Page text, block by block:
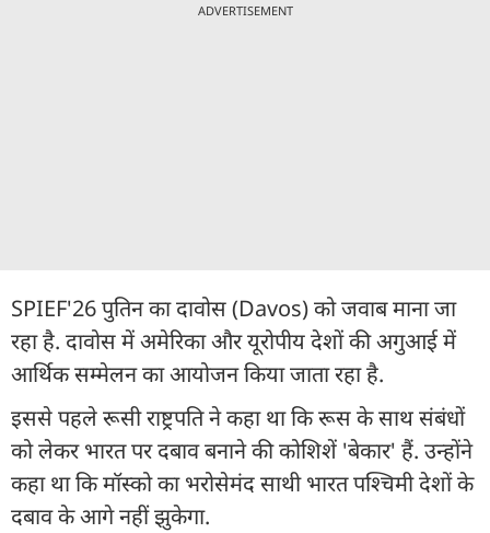
ADVERTISEMENT
SPIEF'26 पुतिन का दावोस (Davos) को जवाब माना जा
रहा है. दावोस में अमेरिका और यूरोपीय देशों की अगुआई में
आर्थिक सम्मेलन का आयोजन किया जाता रहा है.
इससे पहले रूसी राष्ट्रपति ने कहा था कि रूस के साथ संबंधों
को लेकर भारत पर दबाव बनाने की कोशिशें 'बेकार' हैं. उन्होंने
कहा था कि मॉस्को का भरोसेमंद साथी भारत पश्चिमी देशों के
दबाव के आगे नहीं झुकेगा.